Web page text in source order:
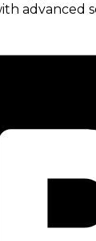
advanced